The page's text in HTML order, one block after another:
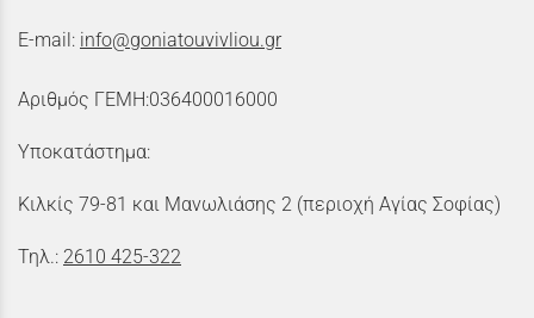
E-mail: info@goniatouvivliou.gr
Αριθμός ΓΕΜΗ:036400016000
Υποκατάστημα:
Κιλκίς 79-81 και Μανωλιάσης 2 (περιοχή Αγίας Σοφίας)
Τηλ.: 2610 425-322